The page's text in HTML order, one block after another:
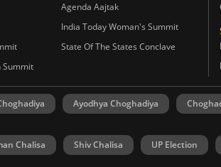
Agenda Aajtak
India Today Woman's Summit
State Of The States Conclave
Summit
Ayodhya Choghadiya
Chalisa Shiv Chalisa UP Election